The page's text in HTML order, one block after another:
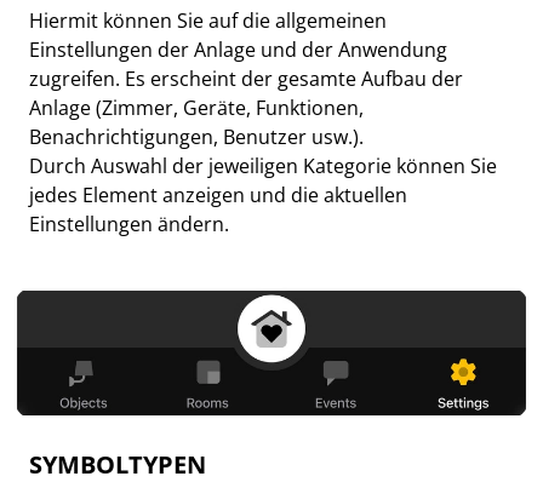
Hiermit können Sie auf die allgemeinen
Einstellungen der Anlage und der Anwendung
zugreifen. Es erscheint der gesamte Aufbau der
Anlage (Zimmer, Geräte, Funktionen,
Benachrichtigungen, Benutzer usw.).
Durch Auswahl der jeweiligen Kategorie können Sie
jedes Element anzeigen und die aktuellen
Einstellungen ändern.
SYMBOLTYPEN